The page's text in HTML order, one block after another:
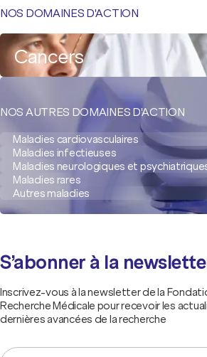
NOS DOMAINES D'ACTION
Cancers
NOS AUTRES DOMAINES D'ACTION
Maladies cardiovasculaires
Maladies infectieuses
Maladies neurologiques et
Maladies rares
Autres maladies
S’abonner à la
Inscrivez-vous à la newsletter de la
Recherche Médicale pour recevoir les
dernières avancées de la recherche